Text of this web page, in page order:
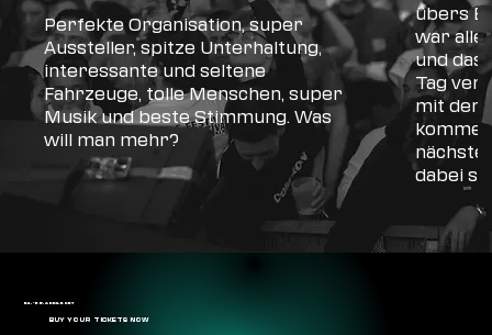
Perfekte Organisation, super
Aussteller, spitze Unterhaltung,
interessante und seltene
Fahrzeuge, tolle Menschen, super
Musik und beste Stimmung. Was
will man mehr?
übers
war
und das
Tag
mit
nächste
dabei
24. - 25. APRIL 2027
BUY YOUR TICKETS NOW